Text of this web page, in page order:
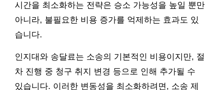
시간을 최소화하는 전략은 승소 가능성을 높일 뿐만
아니라, 불필요한 비용 증가를 억제하는 효과도 있
습니다.
인지대와 송달료는 소송의 기본적인 비용이지만, 절
차 진행 중 청구 취지 변경 등으로 인해 추가될 수
있습니다. 이러한 변동성을 최소화하려면, 소송 제